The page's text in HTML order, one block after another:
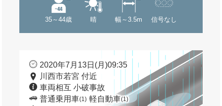
35～44歳 晴 幅～3.5m 信号なし
2020年7月13日(月)09:35
川西市若宮 付近
車両相互 小破事故
普通乗用車(1) 軽自動車(1)